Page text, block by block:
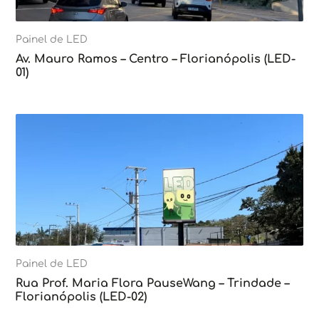
Painel de LED
Av. Mauro Ramos – Centro – Florianópolis (LED-
01)
Painel de LED
Rua Prof. Maria Flora PauseWang – Trindade –
Florianópolis (LED-02)